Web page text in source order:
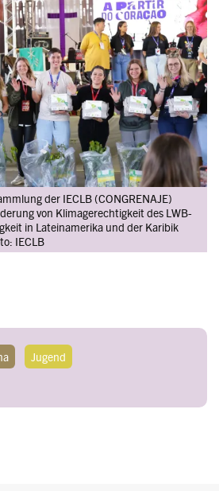
der IECLB (CONGRENAJE)
von Klimagerechtigkeit des LWB-
in Lateinamerika und der Karibik
IECLB
Jugend